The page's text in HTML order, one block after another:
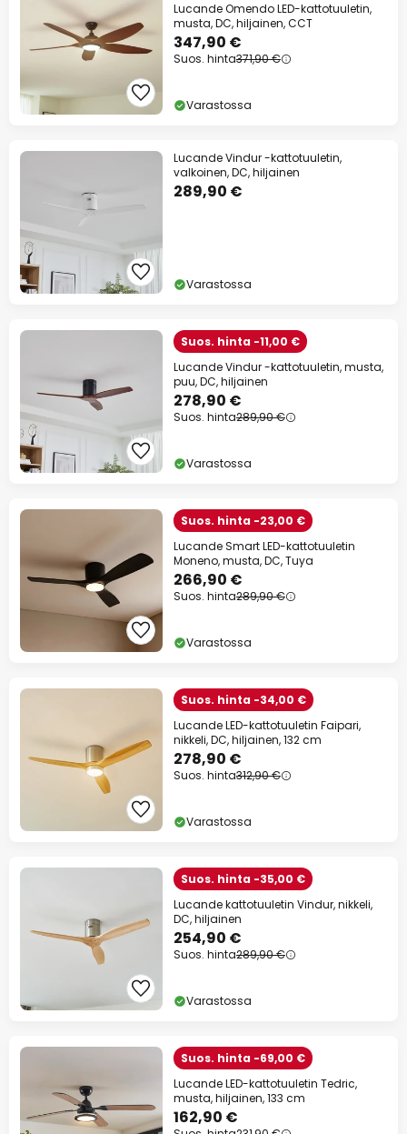
Lucande Omendo LED-kattotuuletin,
musta, DC, hiljainen, CCT
347,90 €
Suos. hinta371,90 €
Varastossa
Lucande Vindur -kattotuuletin,
valkoinen, DC, hiljainen
289,90 €
Varastossa
Suos. hinta -11,00 €
Lucande Vindur -kattotuuletin, musta,
puu, DC, hiljainen
278,90 €
Suos. hinta289,90 €
Varastossa
Suos. hinta -23,00 €
Lucande Smart LED-kattotuuletin
Moneno, musta, DC, Tuya
266,90 €
Suos. hinta289,90 €
Varastossa
Suos. hinta -34,00 €
Lucande LED-kattotuuletin Faipari,
nikkeli, DC, hiljainen, 132 cm
278,90 €
Suos. hinta312,90 €
Varastossa
Suos. hinta -35,00 €
Lucande kattotuuletin Vindur, nikkeli,
DC, hiljainen
254,90 €
Suos. hinta289,90 €
Varastossa
Suos. hinta -69,00 €
Lucande LED-kattotuuletin Tedric,
musta, hiljainen, 133 cm
162,90 €